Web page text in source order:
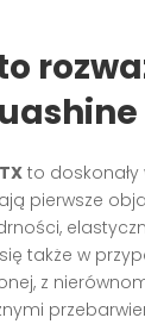
to
pierwsze
także w
z